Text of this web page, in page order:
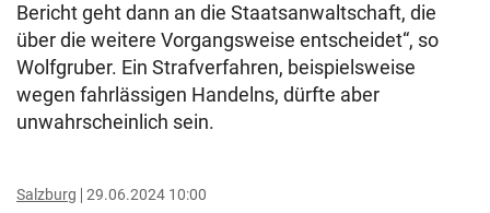
Bericht geht dann an die Staatsanwaltschaft, die
über die weitere Vorgangsweise entscheidet“, so
Wolfgruber. Ein Strafverfahren, beispielsweise
wegen fahrlässigen Handelns, dürfte aber
unwahrscheinlich sein.
Salzburg 29.06.2024 10:00